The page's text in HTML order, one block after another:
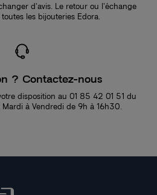
d’avis. Le retour ou l’échange
les bijouteries Edora.
? Contactez-nous
disposition au 01 85 42 01 51 du
à Vendredi de 9h à 16h30.